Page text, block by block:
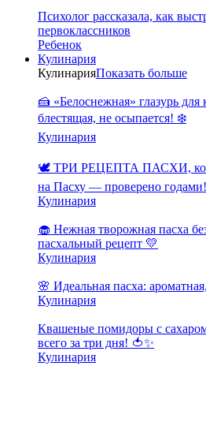
Психолог рассказала, как
первоклассников
Ребенок
Кулинария
КулинарияПоказать больше
🍰 «Белоснежная» глазурь
блестящая, не осыпается! ❄️
Кулинария
🕊️ ТРИ РЕЦЕПТА ПАСХИ,
на Пасху — проверено годами!
Кулинария
🧁 Нежная творожная пасха
пасхальный рецепт 💛
Кулинария
🌸 Идеальная пасха:
Кулинария
Квашеные помидоры с
всего за три дня! 🍅✨
Кулинария